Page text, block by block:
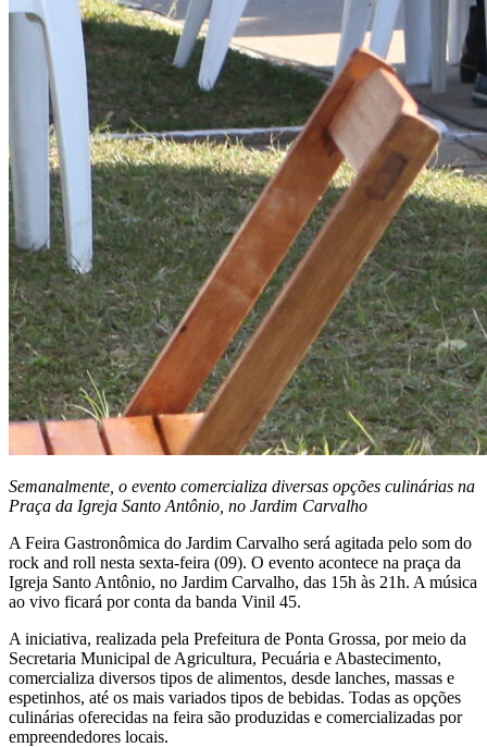
Semanalmente, o evento comercializa diversas opções culinárias na
Praça da Igreja Santo Antônio, no Jardim Carvalho
A Feira Gastronômica do Jardim Carvalho será agitada pelo som do
rock and roll nesta sexta-feira (09). O evento acontece na praça da
Igreja Santo Antônio, no Jardim Carvalho, das 15h às 21h. A música
ao vivo ficará por conta da banda Vinil 45.
A iniciativa, realizada pela Prefeitura de Ponta Grossa, por meio da
Secretaria Municipal de Agricultura, Pecuária e Abastecimento,
comercializa diversos tipos de alimentos, desde lanches, massas e
espetinhos, até os mais variados tipos de bebidas. Todas as opções
culinárias oferecidas na feira são produzidas e comercializadas por
empreendedores locais.